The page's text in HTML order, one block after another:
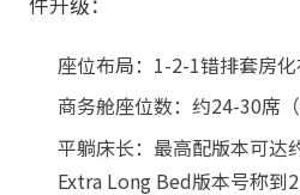
座位布局：1-2-1错排套房
商务舱座位数：约24-30席
平躺床长：最高配版本可达
Extra Long Bed版本号称到